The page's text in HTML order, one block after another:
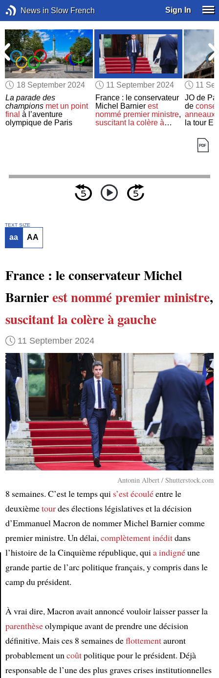
News in Slow French Sign In
18 September 2024
La parade des
champions met un point
final à l’aventure
olympique de Paris
11 September 2024
France : le conservateur
Michel Barnier est
nommé premier ministre,
suscitant la colère à
11
JO de
de
anneaux
la tour
Article
TEXT SIZE
aa AA
France : le conservateur Michel
Barnierest nommépremier ministre,
suscitant la colèreà gauche
11 September 2024
Antonin Albert / Shutterstock.com
8 semaines. C’est le temps qui s’est écouléentre le
deuxièmetourdes élections législatives et la décision
d’Emmanuel Macron de nommer Michel Barnier comme
premier ministre. Un délai,complètement inéditdans
l’histoire de la Cinquième république, quia indignéune
grande partie de l’arc politique français, y compris dans le
camp du président.
À vrai dire, Macron avait annoncé vouloir laisser passer la
parenthèseolympique avant de prendre une décision
définitive. Mais ces 8 semaines deflottementauront
probablement uncoûtpolitique pour le président. Déjà
responsable de l’une des plus graves crises institutionnelles